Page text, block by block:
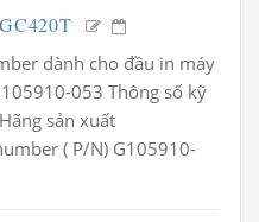
dành cho đầu in máy
053 Thông số kỹ
sản xuất
( P/N) G105910-